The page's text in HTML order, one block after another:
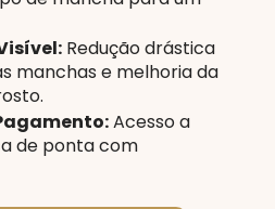
Redução drástica
manchas e melhoria da
Acesso a
de ponta com